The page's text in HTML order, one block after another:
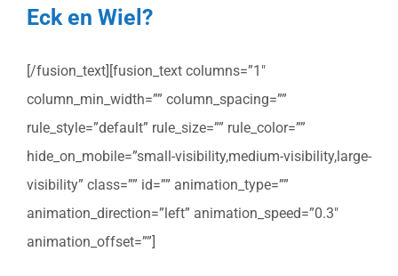
Eck en Wiel?
[/fusion_text][fusion_text columns=”1″
column_min_width=”” column_spacing=””
rule_style=”default” rule_size=”” rule_color=””
hide_on_mobile=”small-visibility,medium-visibility,large-
visibility” class=”” id=”” animation_type=””
animation_direction=”left” animation_speed=”0.3″
animation_offset=””]